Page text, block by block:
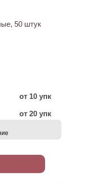
50 штук
от 10 упк
от 20 упк